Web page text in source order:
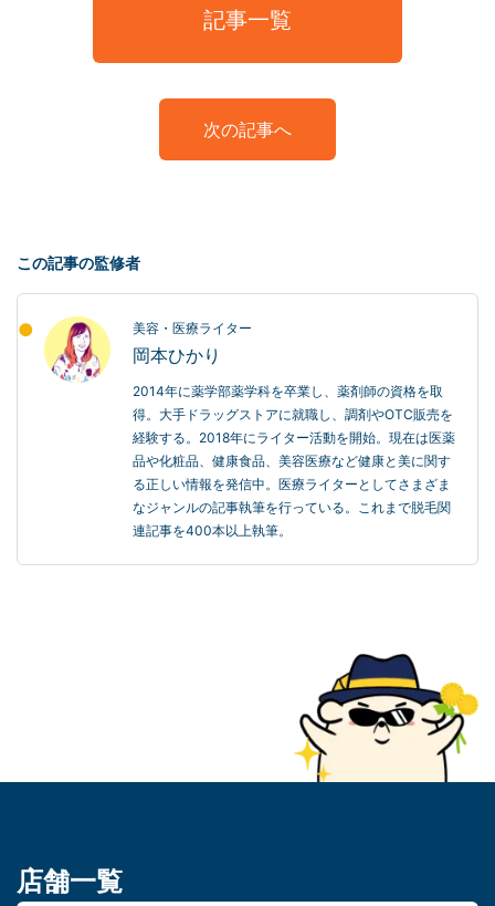
記事一覧
次の記事へ
この記事の監修者
美容・医療ライター
岡本ひかり
2014年に薬学部薬学科を卒業し、薬剤師の資格を取
得。大手ドラッグストアに就職し、調剤やOTC販売を
経験する。2018年にライター活動を開始。現在は医薬
品や化粧品、健康食品、美容医療など健康と美に関す
る正しい情報を発信中。医療ライターとしてさまざま
なジャンルの記事執筆を行っている。これまで脱毛関
連記事を400本以上執筆。
店舗一覧